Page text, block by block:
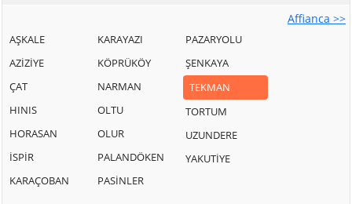
Affianca >>
AŞKALE
AZİZİYE
ÇAT
HINIS
HORASAN
İSPİR
KARAÇOBAN
KARAYAZI
KÖPRÜKÖY
NARMAN
OLTU
OLUR
PALANDÖKEN
PASİNLER
PAZARYOLU
ŞENKAYA
TEKMAN
TORTUM
UZUNDERE
YAKUTİYE